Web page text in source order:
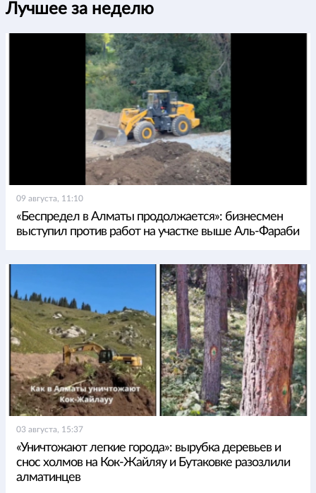
Лучшее за неделю
09 августа, 11:10
«Беспредел в Алматы продолжается»: бизнесмен
выступил против работ на участке выше Аль-Фараби
03 августа, 15:37
«Уничтожают легкие города»: вырубка деревьев и
снос холмов на Кок-Жайляу и Бутаковке разозлили
алматинцев